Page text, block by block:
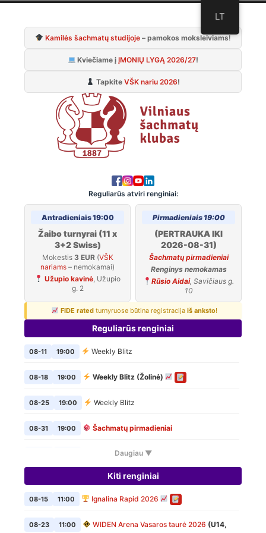
Reguliarūs atviri renginiai:
Antradieniais 19:00
Žaibo turnyrai (11 x
3+2 Swiss)
Mokestis 3 EUR(VŠK
nariams – nemokamai)
Užupio kavinė, Užupio
g. 2
Pirmadieniais 19:00
(PERTRAUKA IKI
2026-08-31)
Šachmatų pirmadieniai
Renginys nemokamas
Rūsio Aidai, Savičiaus g.
10
Kamilės šachmatų studijoje– pamokos moksleiviams!
Kviečiame įĮMONIŲ LYGĄ 2026/27!
Tapkite VŠK nariu 2026!
FIDE ratedturnyruose būtina registracija iš anksto!
Reguliarūs renginiai
08-11 19:00 Weekly Blitz
08-18 19:00 Weekly Blitz (Žolinė)
08-25 19:00 Weekly Blitz
08-31 19:00 Šachmatų pirmadieniai
Weekly Blitz
Šachmatų pirmadieniai
Weekly Blitz
Šachmatų pirmadieniai
Daugiau ▼
Kiti renginiai
08-15 11:00 Ignalina Rapid 2026
08-23 11:00 WIDEN Arena Vasaros taurė 2026 (U14,
LT